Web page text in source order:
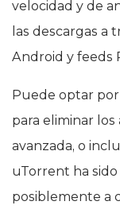
velocidad y de
las descargas a
Android y feeds
Puede optar
para eliminar
avanzada, o
uTorrent ha
posiblemente a